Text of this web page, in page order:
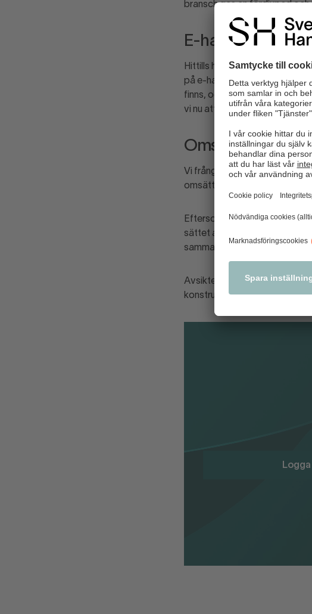
bransch ges en fördjupad
E-handeln är
Hittills har vi särredovisat e-
på e-handel enbart i Sverige.
finns, och då det intressanta
vi nu att presentera en mer
Vi frångår också att
omsättningsskattningar i
Eftersom man inte rakt av
sättet att visa siffrorna,
samma format som de
Avsikten är att förbättra
konstruktiva idéer går det
Logga